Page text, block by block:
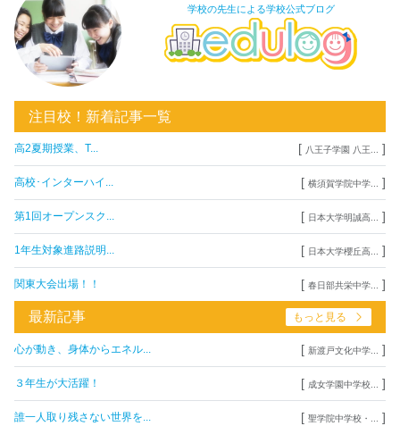
学校の先生による学校公式ブログ
注目校！新着記事一覧
高2夏期授業、T... [ 八王子学園 八王... ]
高校･インターハイ... [ 横須賀学院中学... ]
第1回オープンスク... [ 日本大学明誠高... ]
1年生対象進路説明... [ 日本大学櫻丘高... ]
関東大会出場！！ [ 春日部共栄中学... ]
最新記事 もっと見る
心が動き、身体からエネル... [ 新渡戸文化中学... ]
３年生が大活躍！ [ 成女学園中学校... ]
誰一人取り残さない世界を... [ 聖学院中学校・... ]